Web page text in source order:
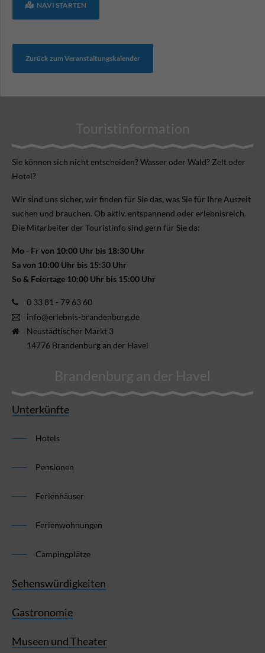
NAVI STARTEN
Zurück zum Veranstaltungskalender
Touristinformation
Sie können sich nicht ent­scheiden? Wasser oder Wald? Zelt oder
Hotel?
Wir sind uns sicher, wir finden für Sie das, was Sie für Ihre Aus­zeit
suchen und brauchen. Ob aktiv, ent­spannend oder erlebnis­reich.
Die Mitarbeiter der Touristinfo sind gern für Sie da:
Mo - Fr von 10:00 Uhr bis 18:30 Uhr
Sa von 10:00 Uhr bis 15:30 Uhr
So & Feiertage 10:00 Uhr bis 15:00 Uhr
0 33 81 - 79 63 60
info@erlebnis-brandenburg.de
Neustädtischer Markt 3
14776 Brandenburg an der Havel
Brandenburg an der Havel
Unterkünfte
Hotels
Pensionen
Ferienhäuser
Ferienwohnungen
Campingplätze
Sehenswürdigkeiten
Gastronomie
Museen und Theater